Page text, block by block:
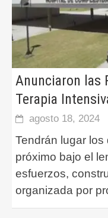
Anunciaron las
Terapia
agosto 18, 2024
Tendrán lugar
próximo bajo el
esfuerzos,
organizada por